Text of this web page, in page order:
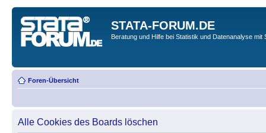
STATA-FORUM.DE
Beratung und Hilfe bei Statistik und Datenanalyse mit
Foren-Übersicht
Alle Cookies des Boards löschen